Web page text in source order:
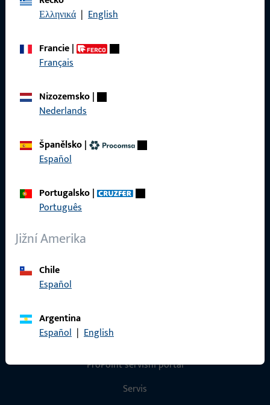
Ελληνικά | English
Francie|
Français
Nizozemsko|
Nederlands
Španělsko|
Español
Portugalsko|
Português
Jižní Amerika
Chile
Español
Argentina
Español | English
Produkty
Kariéra
Navázat kontakt
ProPoint servisní portál
Servis